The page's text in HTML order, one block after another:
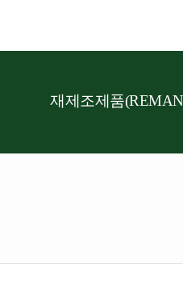
재제조제품